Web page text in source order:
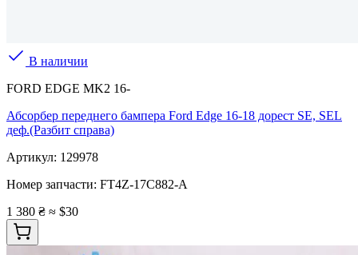
В наличии
FORD EDGE MK2 16-
Абсорбер переднего бампера Ford Edge 16-18 дорест SE, SEL
деф.(Разбит справа)
Артикул: 129978
Номер запчасти: FT4Z-17C882-A
1 380 ₴ ≈ $30